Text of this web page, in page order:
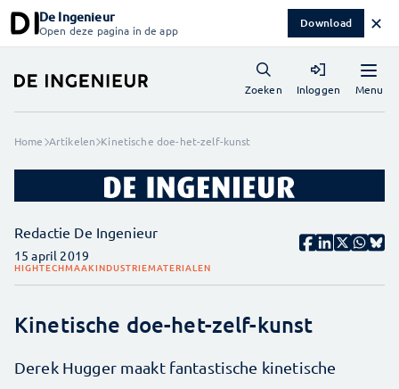
De Ingenieur
Open deze pagina in de app Download ✕
Menu
Zoeken Inloggen
Home Artikelen Kinetische doe-het-zelf-kunst
Redactie De Ingenieur
15 april 2019
HIGHTECHMAAKINDUSTRIEMATERIALEN
Kinetische doe-het-zelf-kunst
Derek Hugger maakt fantastische kinetische